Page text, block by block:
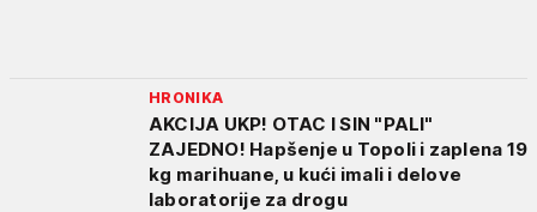
HRONIKA
AKCIJA UKP! OTAC I SIN "PALI"
ZAJEDNO! Hapšenje u Topoli i zaplena 19
kg marihuane, u kući imali i delove
laboratorije za drogu